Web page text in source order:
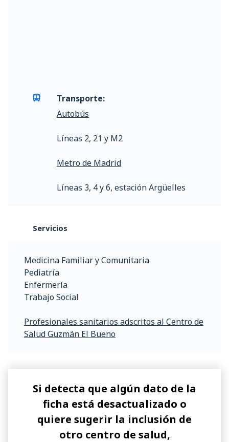
Transporte:
Autobús
Líneas 2, 21 y M2
Metro de Madrid
Líneas 3, 4 y 6, estación Argüelles
Servicios
Medicina Familiar y Comunitaria
Pediatría
Enfermería
Trabajo Social
Profesionales sanitarios adscritos al Centro de
Salud Guzmán El Bueno
Si detecta que algún dato de la
ficha está desactualizado o
quiere sugerir la inclusión de
otro centro de salud,